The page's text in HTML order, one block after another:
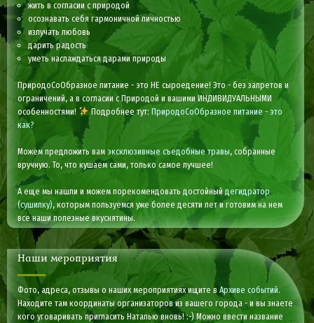
жить в согласии с природой
осознавать себя гармоничной личностью
излучать любовь
дарить радость
уметь наслаждаться дарами природы
ПриродоСоОбразное питание - это НЕ сыроедение! Это - без запретов и
ограничений, а в согласии с Природой и вашими ИНДИВИДУАЛЬНЫМИ
особенностями!
Подробнее тут: ПриродоСоОбразное питание - это
как?
Можем предложить вам эксклюзивные съедобные травы, собранные
вручную. То, что кушаем сами, только самое лучшее!
А еще мы нашли и можем порекомендовать достойныйдегидратор
(сушилку), которым пользуемся уже более десяти лет и готовим на нем
все наши полезные вкуснятины.
Наши мероприятия
Фото, адреса, отзывы о наших мероприятиях ищите вАрхиве событий.
Находите там координаты организаторов из вашего города - и вы знаете
кого уговаривать пригласить Наталью вновь! :-) Можно ввести название